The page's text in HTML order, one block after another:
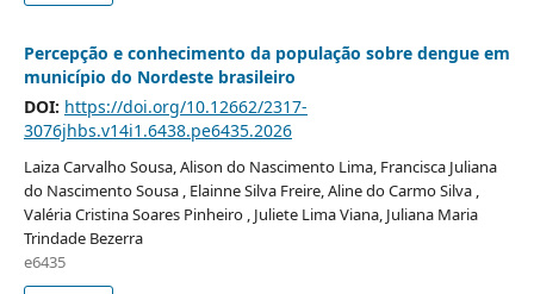
Percepção e conhecimento da população sobre dengue em
município do Nordeste brasileiro
DOI: https://doi.org/10.12662/2317-
3076jhbs.v14i1.6438.pe6435.2026
Laiza Carvalho Sousa, Alison do Nascimento Lima, Francisca Juliana
do Nascimento Sousa , Elainne Silva Freire, Aline do Carmo Silva ,
Valéria Cristina Soares Pinheiro , Juliete Lima Viana, Juliana Maria
Trindade Bezerra
e6435